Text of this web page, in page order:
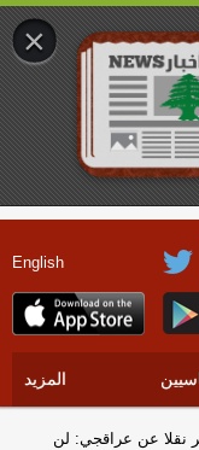
English
المزيد
نقلا عن عراقجي: لن
×